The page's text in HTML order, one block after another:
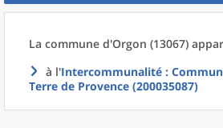
La commune d'Orgon (13067)
à l'Intercommunalité :
Terre de Provence (200035087)